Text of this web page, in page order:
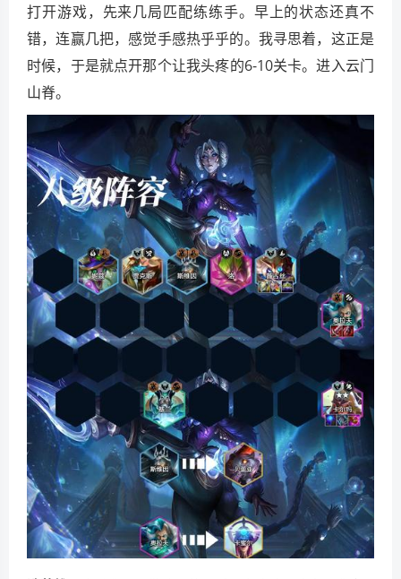
打开游戏，先来几局匹配练练手。早上的状态还真不
错，连赢几把，感觉手感热乎乎的。我寻思着，这正是
时候，于是就点开那个让我头疼的6-10关卡。进入云门
山脊。